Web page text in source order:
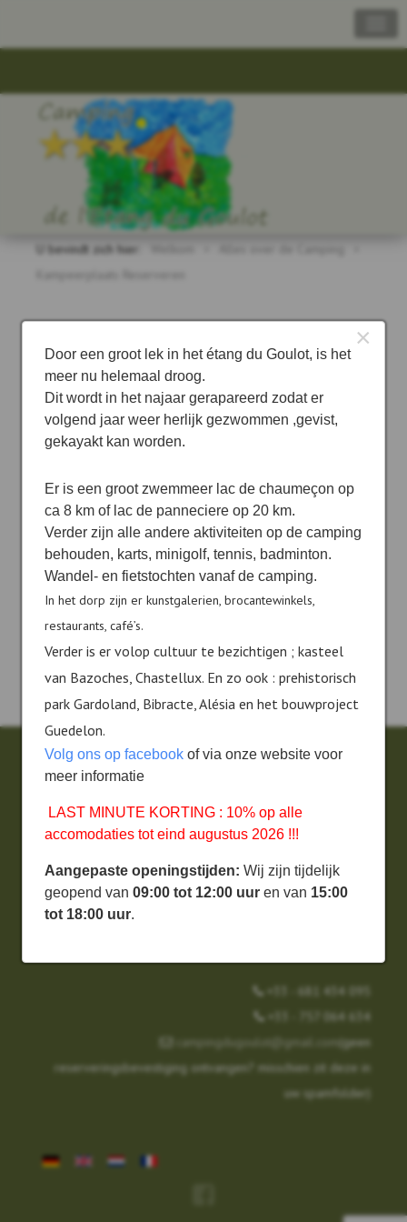
U bevindt zich hier:
Kampeerplaats Reserveren
Op deze pagina kun je een reservering doen voor een
Kampeerplaats geschikt voor Campers, Caravans of Tenten
op Camping Etang du Goulot.
Als je een reservering wilt maken voor een Accommodatie,
Bekijk hier de Camping Plattegrond
Let op:Boeken voor 2026 is al mogelijk.Neem
contact op
Direct naar...
Kampeerplaats Reserveren
Camping de l’Etang du Goulot
+33 - 681 434 095
+33 - 757 064 634
campingdugoulot@gmail.com(geen
reserveringsbevestiging ontvangen? misschien zit deze in
uw spamfolder)
×
Door een groot lek in het étang du Goulot, is het
meer nu helemaal droog.
Dit wordt in het najaar gerapareerd zodat er
volgend jaar weer herlijk gezwommen ,gevist,
gekayakt kan worden.
Er is een groot zwemmeer lac de chaumeçon op
ca 8 km of lac de panneciere op 20 km.
Verder zijn alle andere aktiviteiten op de camping
behouden, karts, minigolf, tennis, badminton.
Wandel- en fietstochten vanaf de camping.
In het dorp zijn er kunstgalerien, brocantewinkels,
restaurants, café’s.
Verder is er volop cultuur te bezichtigen ; kasteel
van Bazoches, Chastellux. En zo ook : prehistorisch
park Gardoland, Bibracte, Alésia en het bouwproject
Guedelon.
Volg ons op facebook of via onze website voor
meer informatie
LAST MINUTE KORTING : 10% op alle
accomodaties tot eind augustus 2026 !!!
Aangepaste openingstijden: Wij zijn tijdelijk
geopend van 09:00 tot 12:00 uur en van 15:00
tot 18:00 uur.